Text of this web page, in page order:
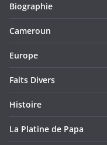
Biographie
Cameroun
Europe
Faits Divers
Histoire
La Platine de Papa